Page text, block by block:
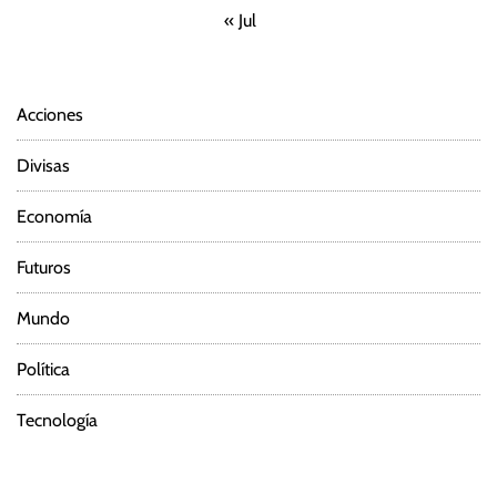
« Jul
Acciones
Divisas
Economía
Futuros
Mundo
Política
Tecnología